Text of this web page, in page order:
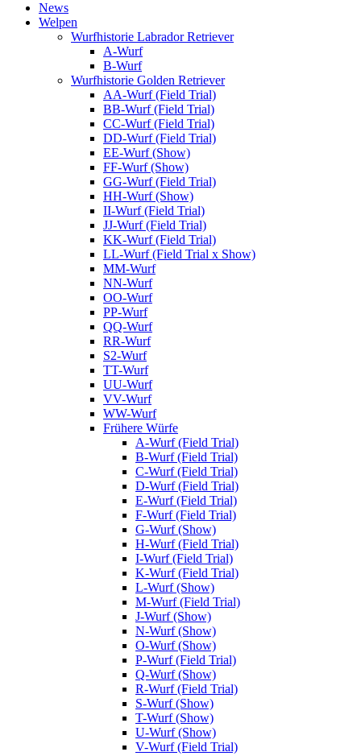
News
Welpen
Wurfhistorie Labrador Retriever
A-Wurf
B-Wurf
Wurfhistorie Golden Retriever
AA-Wurf (Field Trial)
BB-Wurf (Field Trial)
CC-Wurf (Field Trial)
DD-Wurf (Field Trial)
EE-Wurf (Show)
FF-Wurf (Show)
GG-Wurf (Field Trial)
HH-Wurf (Show)
II-Wurf (Field Trial)
JJ-Wurf (Field Trial)
KK-Wurf (Field Trial)
LL-Wurf (Field Trial x Show)
MM-Wurf
NN-Wurf
OO-Wurf
PP-Wurf
QQ-Wurf
RR-Wurf
S2-Wurf
TT-Wurf
UU-Wurf
VV-Wurf
WW-Wurf
Frühere Würfe
A-Wurf (Field Trial)
B-Wurf (Field Trial)
C-Wurf (Field Trial)
D-Wurf (Field Trial)
E-Wurf (Field Trial)
F-Wurf (Field Trial)
G-Wurf (Show)
H-Wurf (Field Trial)
I-Wurf (Field Trial)
K-Wurf (Field Trial)
L-Wurf (Show)
M-Wurf (Field Trial)
J-Wurf (Show)
N-Wurf (Show)
O-Wurf (Show)
P-Wurf (Field Trial)
Q-Wurf (Show)
R-Wurf (Field Trial)
S-Wurf (Show)
T-Wurf (Show)
U-Wurf (Show)
V-Wurf (Field Trial)